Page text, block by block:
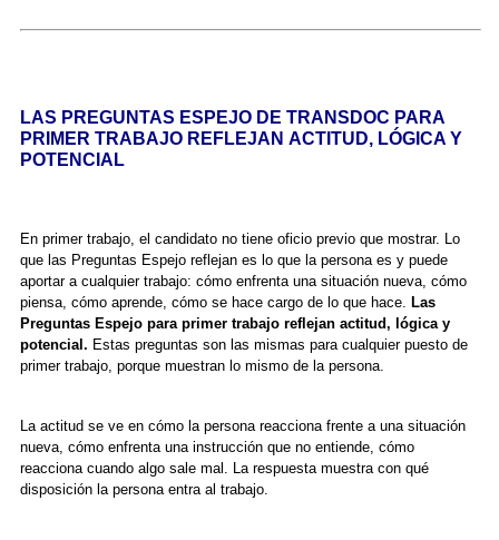
LAS PREGUNTAS ESPEJO DE TRANSDOC PARA
PRIMER TRABAJO REFLEJAN ACTITUD, LÓGICA Y
POTENCIAL
En primer trabajo, el candidato no tiene oficio previo que mostrar. Lo
que las Preguntas Espejo reflejan es lo que la persona es y puede
aportar a cualquier trabajo: cómo enfrenta una situación nueva, cómo
piensa, cómo aprende, cómo se hace cargo de lo que hace. Las
Preguntas Espejo para primer trabajo reflejan actitud, lógica y
potencial. Estas preguntas son las mismas para cualquier puesto de
primer trabajo, porque muestran lo mismo de la persona.
La actitud se ve en cómo la persona reacciona frente a una situación
nueva, cómo enfrenta una instrucción que no entiende, cómo
reacciona cuando algo sale mal. La respuesta muestra con qué
disposición la persona entra al trabajo.